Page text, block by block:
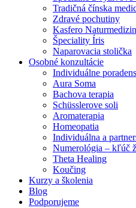
Tradičná čínska
Zdravé pochutiny
Kasfero Naturmedizin
Špeciality Íris
Naparovacia stolička
Osobné konzultácie
Individuálne
Aura Soma
Bachova terapia
Schüsslerove soli
Aromaterapia
Homeopatia
Individuálna a
Numerológia – kľúč
Theta Healing
Koučing
Kurzy a školenia
Blog
Podporujeme